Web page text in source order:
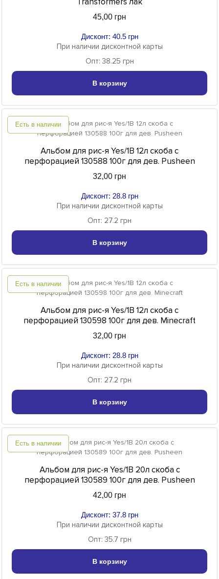
45,00 грн
Дисконт: 40.5 грн
При наличии дисконтной карты
Опт: 38.25 грн
В корзину
Есть в наличии
Альбом для рис-я Yes/1В 12л скоба с
перфорацией 130588 100г для дев. Pusheen
32,00 грн
Дисконт: 28.8 грн
При наличии дисконтной карты
Опт: 27.2 грн
В корзину
Есть в наличии
Альбом для рис-я Yes/1В 12л скоба с
перфорацией 130598 100г для дев. Minecraft
32,00 грн
Дисконт: 28.8 грн
При наличии дисконтной карты
Опт: 27.2 грн
В корзину
Есть в наличии
Альбом для рис-я Yes/1В 20л скоба с
перфорацией 130589 100г для дев. Pusheen
42,00 грн
Дисконт: 37.8 грн
При наличии дисконтной карты
Опт: 35.7 грн
В корзину